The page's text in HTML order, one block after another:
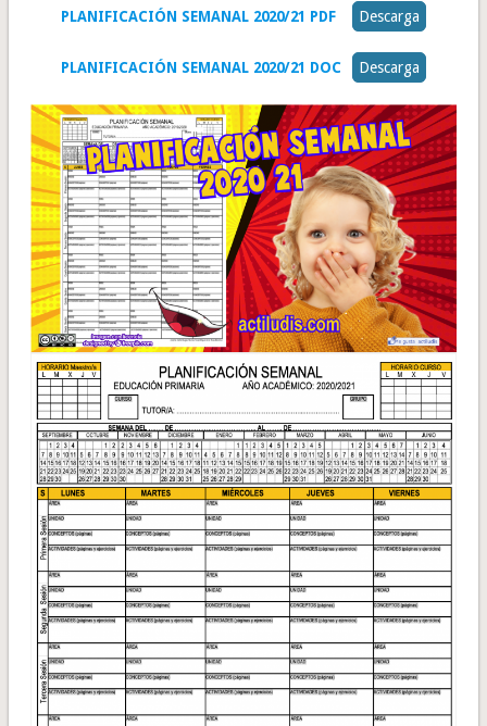
PLANIFICACIÓN SEMANAL 2020/21 PDF Descarga
PLANIFICACIÓN SEMANAL 2020/21 DOC Descarga